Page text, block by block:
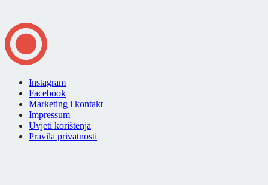
Instagram
Facebook
Marketing i kontakt
Impressum
Uvjeti korištenja
Pravila privatnosti